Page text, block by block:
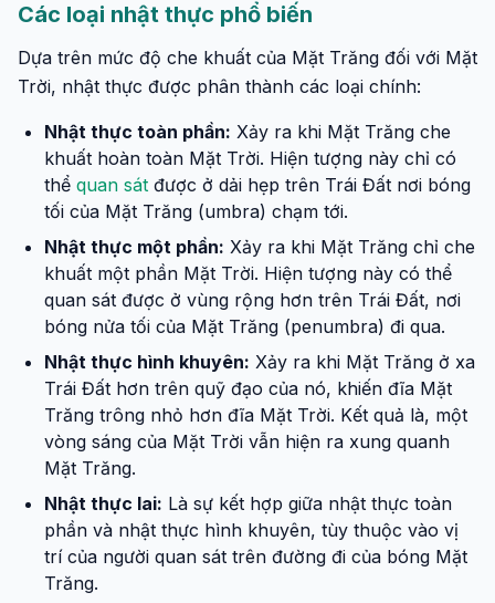
Các loại nhật thực phổ biến
Dựa trên mức độ che khuất của Mặt Trăng đối với Mặt
Trời, nhật thực được phân thành các loại chính:
Nhật thực toàn phần: Xảy ra khi Mặt Trăng che
khuất hoàn toàn Mặt Trời. Hiện tượng này chỉ có
thể quan sát được ở dải hẹp trên Trái Đất nơi bóng
tối của Mặt Trăng (umbra) chạm tới.
Nhật thực một phần: Xảy ra khi Mặt Trăng chỉ che
khuất một phần Mặt Trời. Hiện tượng này có thể
quan sát được ở vùng rộng hơn trên Trái Đất, nơi
bóng nửa tối của Mặt Trăng (penumbra) đi qua.
Nhật thực hình khuyên: Xảy ra khi Mặt Trăng ở xa
Trái Đất hơn trên quỹ đạo của nó, khiến đĩa Mặt
Trăng trông nhỏ hơn đĩa Mặt Trời. Kết quả là, một
vòng sáng của Mặt Trời vẫn hiện ra xung quanh
Mặt Trăng.
Nhật thực lai: Là sự kết hợp giữa nhật thực toàn
phần và nhật thực hình khuyên, tùy thuộc vào vị
trí của người quan sát trên đường đi của bóng Mặt
Trăng.